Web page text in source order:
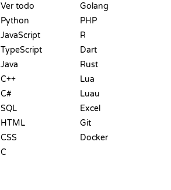
Ver todo
Python
JavaScript
TypeScript
Java
C++
C#
SQL
HTML
CSS
C
Golang
PHP
R
Dart
Rust
Lua
Luau
Excel
Git
Docker